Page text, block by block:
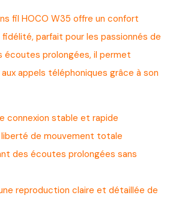
fil HOCO W35 offre un confort
parfait pour les passionnés de
écoutes prolongées, il permet
appels téléphoniques grâce à son
connexion stable et rapide
liberté de mouvement totale
des écoutes prolongées sans
reproduction claire et détaillée de